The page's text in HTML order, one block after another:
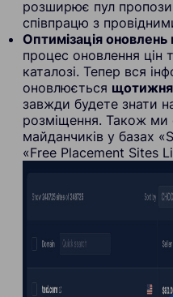
розширює пул
співпрацю з
Оптимізація оновлень
процес оновлення цін
каталозі. Тепер вся
оновлюється щотижня
завжди будете знати
розміщення. Також ми
майданчиків у базах
«Free Placement Sites